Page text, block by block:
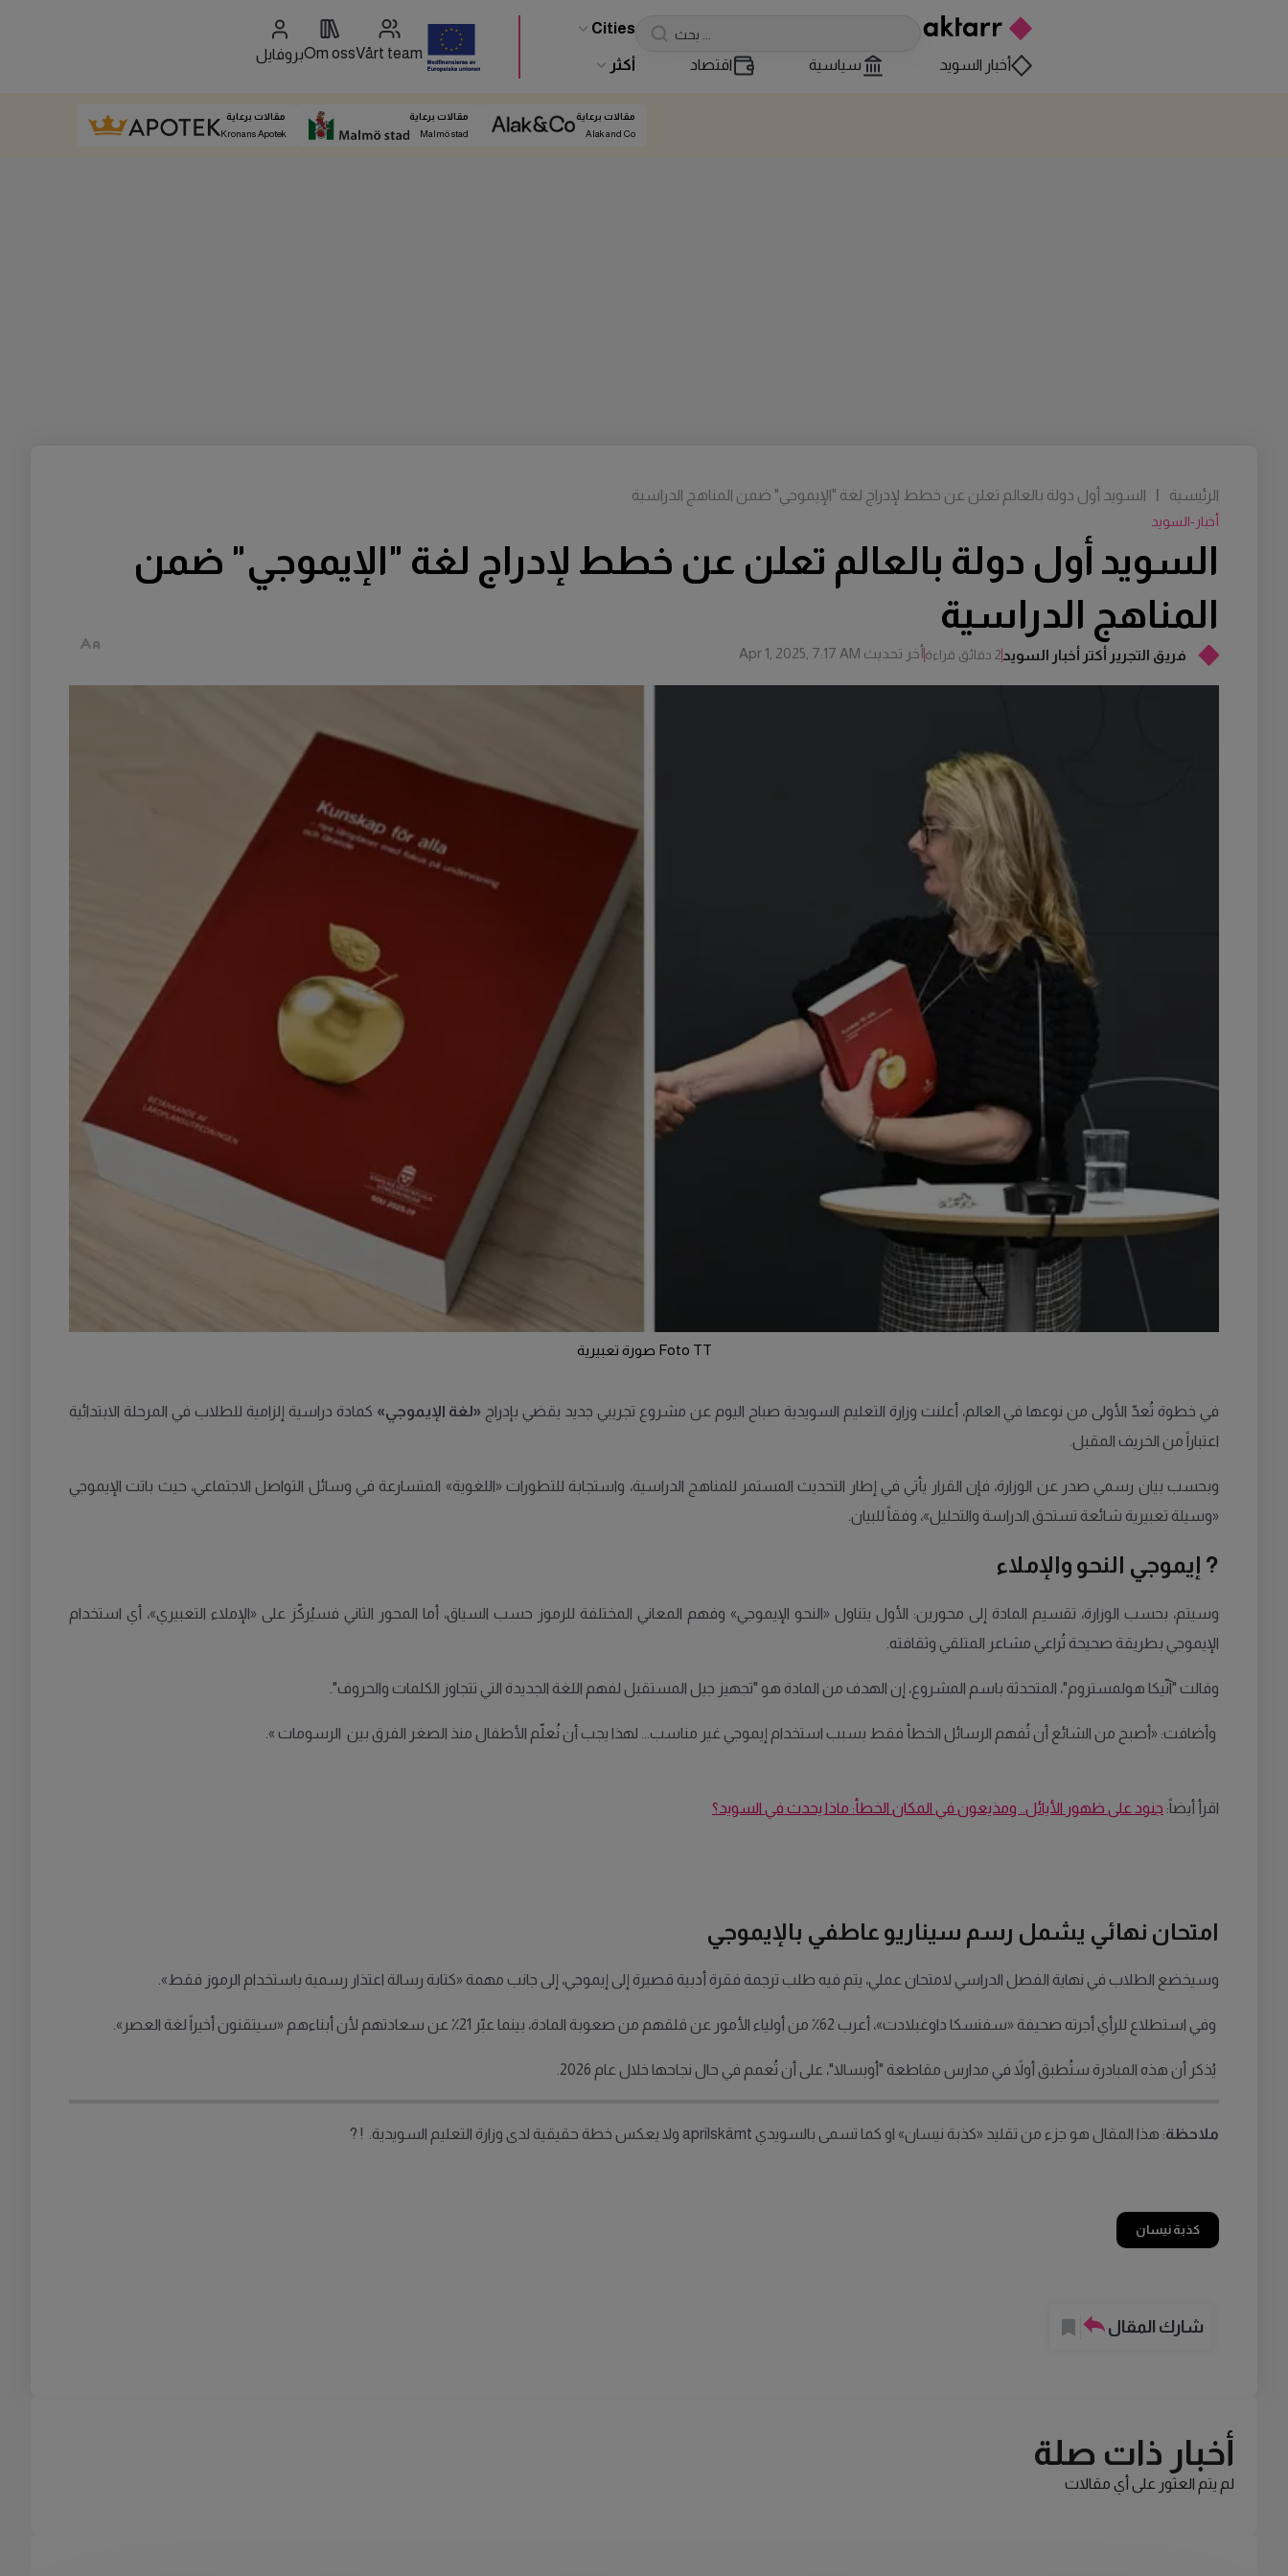
Cities
أخبار السويد سياسية اقتصاد أكثر
Vårt team
Om ossبروفايل
مقالات برعاية
Alak and Co
مقالات برعاية
Malmö stad
مقالات برعاية
Kronans Apotek
فريق التجرير أكتر أخبار السويد2 دقائق قراءة أخر تحديث Apr 1, 2025, 7:17 AM
السويد أول دولة بالعالم تعلن عن خطط لإدراج لغة "الإيموجي" ضمن
المناهج الدراسية
أخبار-السويد
الرئيسية السويد أول دولة بالعالم تعلن عن خطط لإدراج لغة "الإيموجي" ضمن المناهج الدراسية
Foto TT صورة تعبيرية
في خطوة تُعدّ الأولى من نوعها في العالم، أعلنت وزارة التعليم السويدية صباح اليوم عن مشروع تجريبي جديد يقضي بإدراج «لغة الإيموجي» كمادة دراسية إلزامية للطلاب في المرحلة الابتدائية
اعتباراً من الخريف المقبل.
وبحسب بيان رسمي صدر عن الوزارة، فإن القرار يأتي في إطار التحديث المستمر للمناهج الدراسية، واستجابة للتطورات «اللغوية» المتسارعة في وسائل التواصل الاجتماعي، حيث باتت الإيموجي
«وسيلة تعبيرية شائعة تستحق الدراسة والتحليل»، وفقاً للبيان.
? إيموجي النحو والإملاء
وسيتم، بحسب الوزارة، تقسيم المادة إلى محورين: الأول يتناول «النحو الإيموجي» وفهم المعاني المختلفة للرموز حسب السياق، أما المحور الثاني فسيُركّز على «الإملاء التعبيري»، أي استخدام
الإيموجي بطريقة صحيحة تُراعي مشاعر المتلقي وثقافته.
وقالت "آنّيكا هولمستروم"، المتحدثة باسم المشروع، إن الهدف من المادة هو "تجهيز جيل المستقبل لفهم اللغة الجديدة التي تتجاوز الكلمات والحروف".
وأضافت: «أصبح من الشائع أن تُفهم الرسائل الخطأ فقط بسبب استخدام إيموجي غير مناسب... لهذا يجب أن نُعلّم الأطفال منذ الصغر الفرق بين الرسومات ».
اقرأ أيضاً: جنود على ظهور الأيائل.. ومذيعون في المكان الخطأ: ماذا يحدث في السويد؟
امتحان نهائي يشمل رسم سيناريو عاطفي بالإيموجي
وسيخضع الطلاب في نهاية الفصل الدراسي لامتحان عملي، يتم فيه طلب ترجمة فقرة أدبية قصيرة إلى إيموجي، إلى جانب مهمة «كتابة رسالة اعتذار رسمية باستخدام الرموز فقط».
وفي استطلاع للرأي أجرته صحيفة «سفنسكا داوغبلادت»، أعرب 62٪ من أولياء الأمور عن قلقهم من صعوبة المادة، بينما عبّر 21٪ عن سعادتهم لأن أبناءهم «سيتقنون أخيراً لغة العصر».
يُذكر أن هذه المبادرة ستُطبق أولاً في مدارس مقاطعة "أوبسالا"، على أن تُعمم في حال نجاحها خلال عام 2026.
ملاحظة: هذا المقال هو جزء من تقليد «كذبة نيسان» او كما تسمى بالسويدي aprilskämt ولا يعكس خطة حقيقية لدى وزارة التعليم السويدية. ! ?
كذبة نيسان
شارك المقال
أخبار ذات صلة
لم يتم العثور على أي مقالات